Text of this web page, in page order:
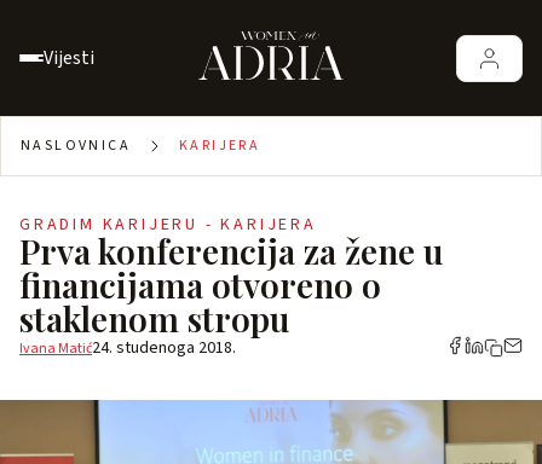
Vijesti
NASLOVNICA KARIJERA
GRADIM KARIJERU - KARIJERA
Prva konferencija za žene u
financijama otvoreno o
staklenom stropu
Ivana Matić24. studenoga 2018.